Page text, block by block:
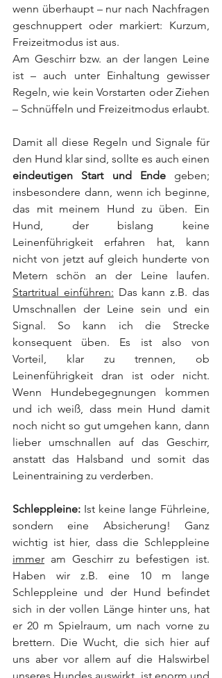
wenn überhaupt – nur nach Nachfragen
geschnuppert oder markiert: Kurzum,
Freizeitmodus ist aus.
Am Geschirr bzw. an der langen Leine
ist – auch unter Einhaltung gewisser
Regeln, wie kein Vorstarten oder Ziehen
– Schnüffeln und Freizeitmodus erlaubt.
Damit all diese Regeln und Signale für
eindeutigen Start und Ende geben;
insbesondere dann, wenn ich beginne,
das mit meinem Hund zu üben. Ein
Hund, der bislang keine
Leinenführigkeit erfahren hat, kann
nicht von jetzt auf gleich hunderte von
Startritual einführen: Das kann z.B. das
Umschnallen der Leine sein und ein
Signal. So kann ich die Strecke
konsequent üben. Es ist also von
Vorteil, klar zu trennen, ob
Leinenführigkeit dran ist oder nicht.
Wenn Hundebegegnungen kommen
und ich weiß, dass mein Hund damit
noch nicht so gut umgehen kann, dann
lieber umschnallen auf das Geschirr,
anstatt das Halsband und somit das
Leinentraining zu verderben.
Schleppleine: Ist keine lange Führleine,
sondern eine Absicherung! Ganz
immer am Geschirr zu befestigen ist.
Haben wir z.B. eine 10 m lange
Schleppleine und der Hund befindet
sich in der vollen Länge hinter uns, hat
er 20 m Spielraum, um nach vorne zu
brettern. Die Wucht, die sich hier auf
uns aber vor allem auf die Halswirbel